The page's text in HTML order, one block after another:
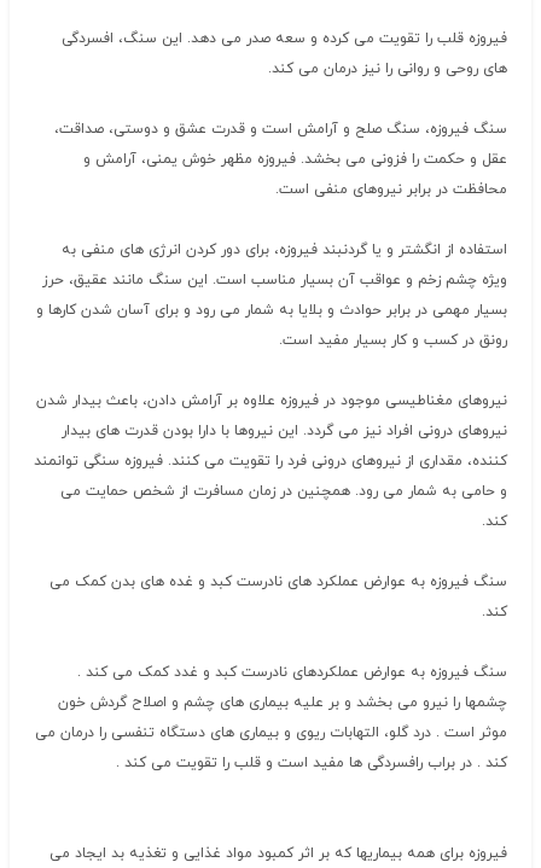
فیروزه قلب را تقویت می کرده و سعه صدر می دهد. این سنگ، افسردگی
های روحی و روانی را نیز درمان می کند.
سنگ فیروزه، سنگ صلح و آرامش است و قدرت عشق و دوستی، صداقت،
عقل و حکمت را فزونی می بخشد. فیروزه مظهر خوش یمنی، آرامش و
محافظت در برابر نیروهای منفی است.
استفاده از انگشتر و یا گردنبند فیروزه، برای دور کردن انرژی های منفی به
ویژه چشم زخم و عواقب آن بسیار مناسب است. این سنگ مانند عقیق، حرز
بسیار مهمی در برابر حوادث و بلایا به شمار می رود و برای آسان شدن کارها و
رونق در کسب و کار بسیار مفید است.
نیروهای مغناطیسی موجود در فیروزه علاوه بر آرامش دادن، باعث بیدار شدن
نیروهای درونی افراد نیز می گردد. این نیروها با دارا بودن قدرت های بیدار
کننده، مقداری از نیروهای درونی فرد را تقویت می کنند. فیروزه سنگی توانمند
و حامی به شمار می رود. همچنین در زمان مسافرت از شخص حمایت می
کند.
سنگ فیروزه به عوارض عملکرد های نادرست کبد و غده های بدن کمک می
کند.
سنگ فیروزه به عوارض عملکردهای نادرست کبد و غدد کمک می کند .
چشمها را نیرو می بخشد و بر علیه بیماری های چشم و اصلاح گردش خون
موثر است . درد گلو، التهابات ریوی و بیماری های دستگاه تنفسی را درمان می
کند . در براب رافسردگی ها مفید است و قلب را تقویت می کند .
فیروزه برای همه بیماریها که بر اثر کمبود مواد غذایی و تغذیه بد ایجاد می